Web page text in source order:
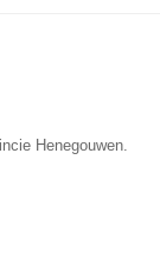
Henegouwen.